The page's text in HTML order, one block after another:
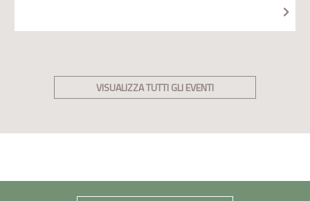
VISUALIZZA TUTTI GLI EVENTI